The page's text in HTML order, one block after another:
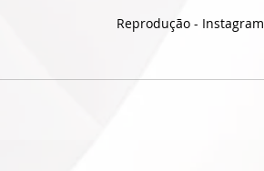
Reprodução - Instagram